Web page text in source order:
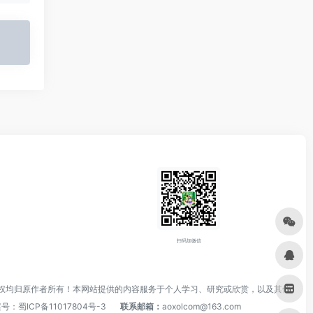
扫码加微信
归原作者所有！本网站提供的内容服务于个人学习、研究或欣赏，以及其他
： 蜀ICP备11017804号-3 联系邮箱： aoxolcom@163.com